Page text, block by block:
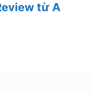
từ A